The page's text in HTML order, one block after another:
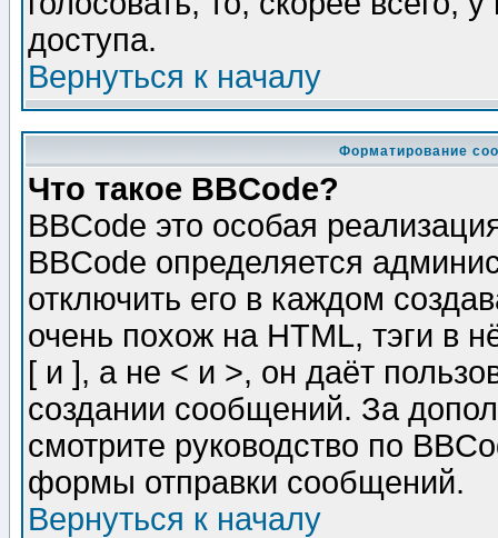
доступа.
Вернуться к началу
Форматирование
Что такое BBCode?
BBCode это особая
BBCode определяется
отключить его в каждом
очень похож на HTML, тэги в
[ и ], а не < и >, он даёт
создании сообщений. За
смотрите руководство по
формы отправки сообщений.
Вернуться к началу